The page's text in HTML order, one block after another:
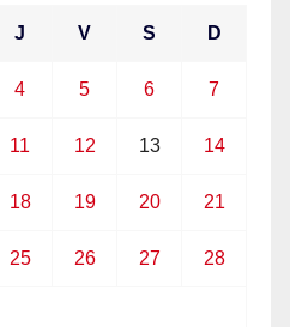
J V S D
4 5 6 7
11 12 13 14
18 19 20 21
25 26 27 28